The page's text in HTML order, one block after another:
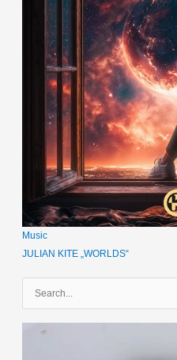
Music
JULIAN KITE „WORLDS“
c